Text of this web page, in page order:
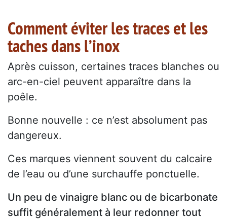
Comment éviter les traces et les
taches dans l’inox
Après cuisson, certaines traces blanches ou
arc-en-ciel peuvent apparaître dans la
poêle.
Bonne nouvelle : ce n’est absolument pas
dangereux.
Ces marques viennent souvent du calcaire
de l’eau ou d’une surchauffe ponctuelle.
Un peu de vinaigre blanc ou de bicarbonate
suffit généralement à leur redonner tout